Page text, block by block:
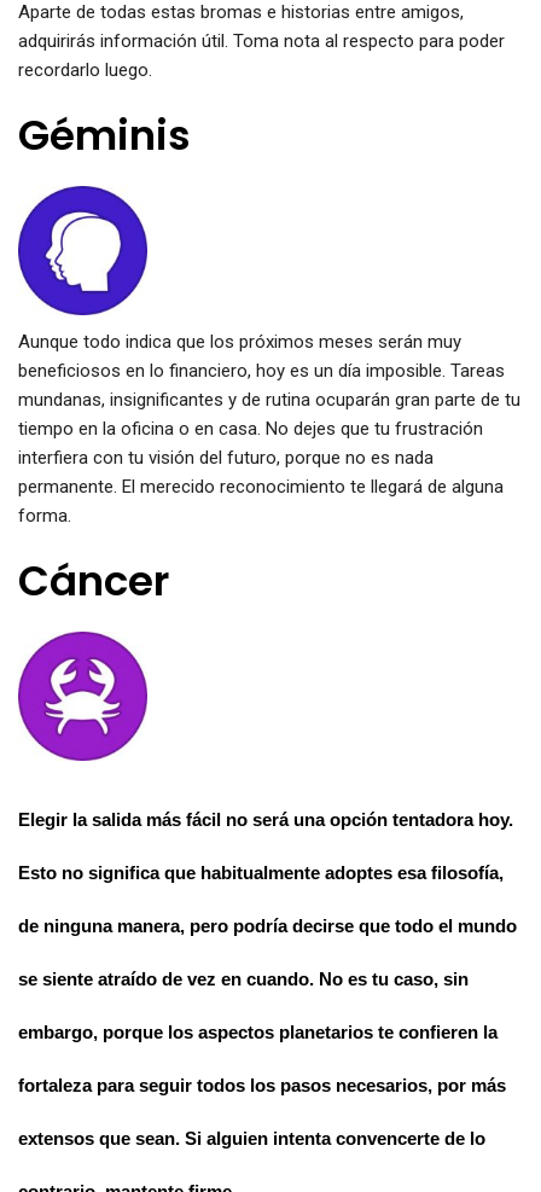
Aparte de todas estas bromas e historias entre amigos,
adquirirás información útil. Toma nota al respecto para poder
recordarlo luego.
Géminis
Aunque todo indica que los próximos meses serán muy
beneficiosos en lo financiero, hoy es un día imposible. Tareas
mundanas, insignificantes y de rutina ocuparán gran parte de tu
tiempo en la oficina o en casa. No dejes que tu frustración
interfiera con tu visión del futuro, porque no es nada
permanente. El merecido reconocimiento te llegará de alguna
forma.
Cáncer
Elegir la salida más fácil no será una opción tentadora hoy.
Esto no significa que habitualmente adoptes esa filosofía,
de ninguna manera, pero podría decirse que todo el mundo
se siente atraído de vez en cuando. No es tu caso, sin
embargo, porque los aspectos planetarios te confieren la
fortaleza para seguir todos los pasos necesarios, por más
extensos que sean. Si alguien intenta convencerte de lo